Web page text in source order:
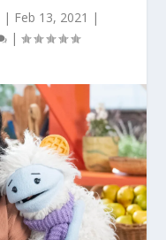
| Feb 13, 2021 |
|